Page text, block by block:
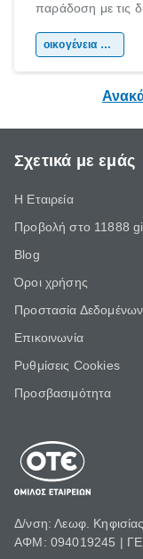
παράδοση με τις
χώρας. Είτεοικογένεια & παιδί
Σχετικά με εμάς
Η Εταιρεία
Προβολή στο 11888
Blog
Όροι χρήσης
Προστασία Δεδομένων
Επικοινωνία
Ρυθμίσεις Cookies
Προσβασιμότητα
Δ/νση: Λεωφ.
ΑΦΜ: 094019245 |